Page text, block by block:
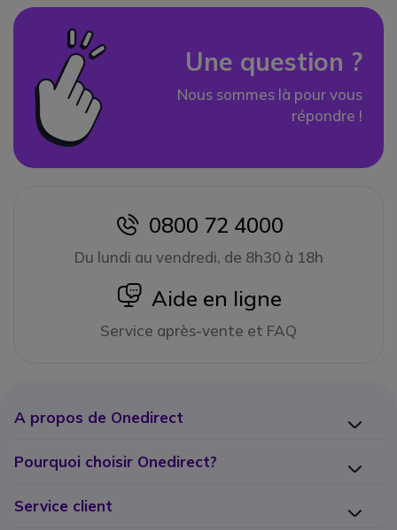
Une question ?
Nous sommes là pour vous
répondre !
icon
0800 72 4000
Du lundi au vendredi, de 8h30 à 18h
icon
Aide en ligne
Service après-vente et FAQ
A propos de Onedirect
Pourquoi choisir Onedirect?
Service client